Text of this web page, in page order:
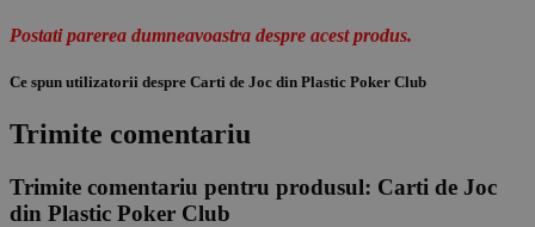
Postati parerea dumneavoastra despre acest produs.
Ce spun utilizatorii despre Carti de Joc din Plastic Poker Club
Trimite comentariu
Trimite comentariu pentru produsul: Carti de Joc
din Plastic Poker Club